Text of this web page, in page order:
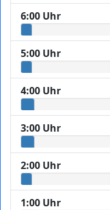
6:00 Uhr
5:00 Uhr
4:00 Uhr
3:00 Uhr
2:00 Uhr
1:00 Uhr